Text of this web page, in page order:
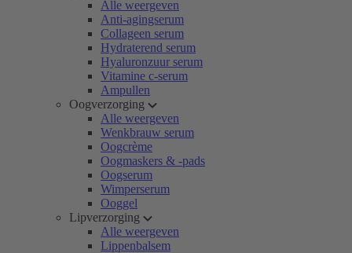
Alle weergeven
Anti-agingserum
Collageen serum
Hydraterend serum
Hyaluronzuur serum
Vitamine c-serum
Ampullen
Oogverzorging
Alle weergeven
Wenkbrauw serum
Oogcrème
Oogmaskers & -pads
Oogserum
Wimperserum
Ooggel
Lipverzorging
Alle weergeven
Lippenbalsem